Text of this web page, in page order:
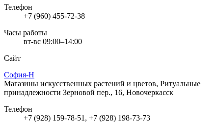
Телефон
+7 (960) 455-72-38
Часы работы
вт-вс 09:00–14:00
Сайт
София-Н
Магазины искусственных растений и цветов, Ритуальные
принадлежности Зерновой пер., 16, Новочеркасск
Телефон
+7 (928) 159-78-51, +7 (928) 198-73-73